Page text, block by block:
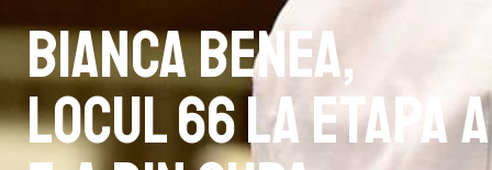
Bianca Benea,
locul 66 la etapa a